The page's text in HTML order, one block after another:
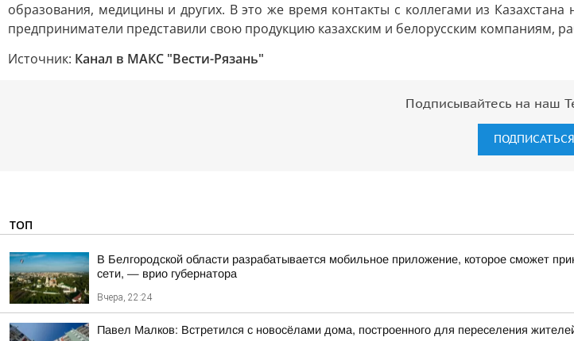
образования, медицины и других. В это же время контакты с коллегами из
предприниматели представили свою продукцию казахским и белорусским компаниям,
Источник: Канал в МАКС "Вести-Рязань"
Подписывайтесь на наш
ПОДПИСАТЬСЯ
ТОП
В Белгородской области разрабатывается мобильное приложение, которое сможет
сети, — врио губернатора
Вчера, 22:24
Павел Малков: Встретился с новосёлами дома, построенного для переселения